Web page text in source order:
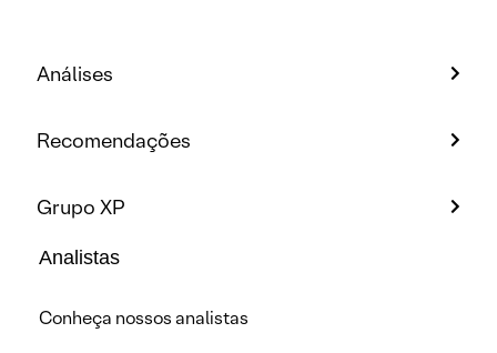
Análises
Recomendações
Grupo XP
Analistas
Conheça nossos analistas